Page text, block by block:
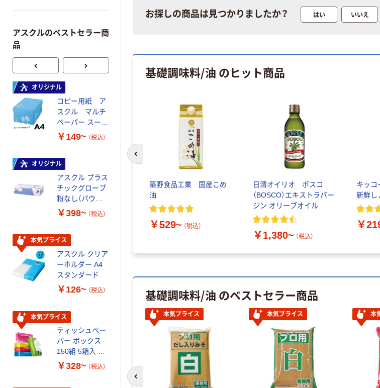
お探しの商品は見つかりましたか？ はい いいえ
基礎調味料/油 のヒット商品
だし入
築野食品工業 国産こめ
油
￥529~ （税込）
日清オイリオ ボスコ
（BOSCO）エキストラバー
ジン オリーブオイル
￥1,380~ （税込）
キッ
新鮮し
￥
基礎調味料/油 のベストセラー商品
本気プライス 本気プライス 本
前のスライドへ
アスクルのベストセラー商
品
オリジナル
コピー用紙 ア
スクル マルチ
ペーパー スーパ
ーホワイト+
￥149~ （税込）
オリジナル
アスクル プラス
チックグローブ
粉なし（パウダ
ーフリー）
￥398~ （税込）
本気プライス
アスクル クリア
ーホルダー A4
スタンダード
￥126~ （税込）
本気プライス
ティッシュペー
パー ボックス
150組 5箱入 ア
スクル スマート
￥328~ （税込）
ルチペーパー
スーパーエコノ
￥149~ （税込）
本気プライス
パー ダブル60
100% 6ロール
リサイクル100
芯あり FSC認
￥460~
アスクル 耳にや
いマスク
￥458~ （税込）
本気プライス
トイレットペー
パー シングル
120ｍ 再生紙
100% 6ロール
リサイクル100
芯あり FSC認
￥470~ （税込）
ス1(アスクル限
定モデル) 蛍光
ペン ゼブラ
￥52~ （税込）
ラルミネラルウ
ォーター 500ml
キャップシール
付き／2Lラベル
レス 10本
￥1,037~
（税込）
￥140~ （税込）
人気商品
サントリー 天然
水 ミネラルウォ
ーター ペットボ
トル
￥686~ （税込）
本気プ
オリジ